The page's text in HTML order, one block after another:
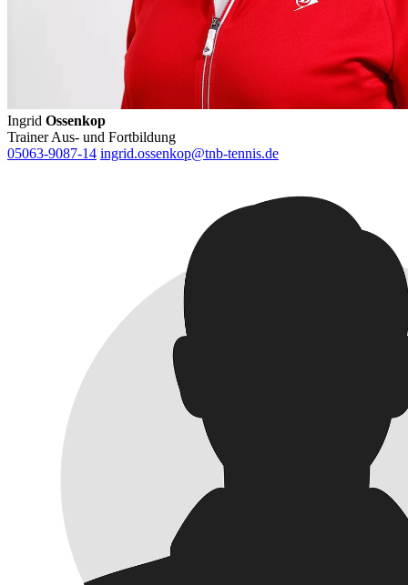
Ingrid Ossenkop
Trainer Aus- und Fortbildung
05063-9087-14 ingrid.ossenkop@tnb-tennis.de